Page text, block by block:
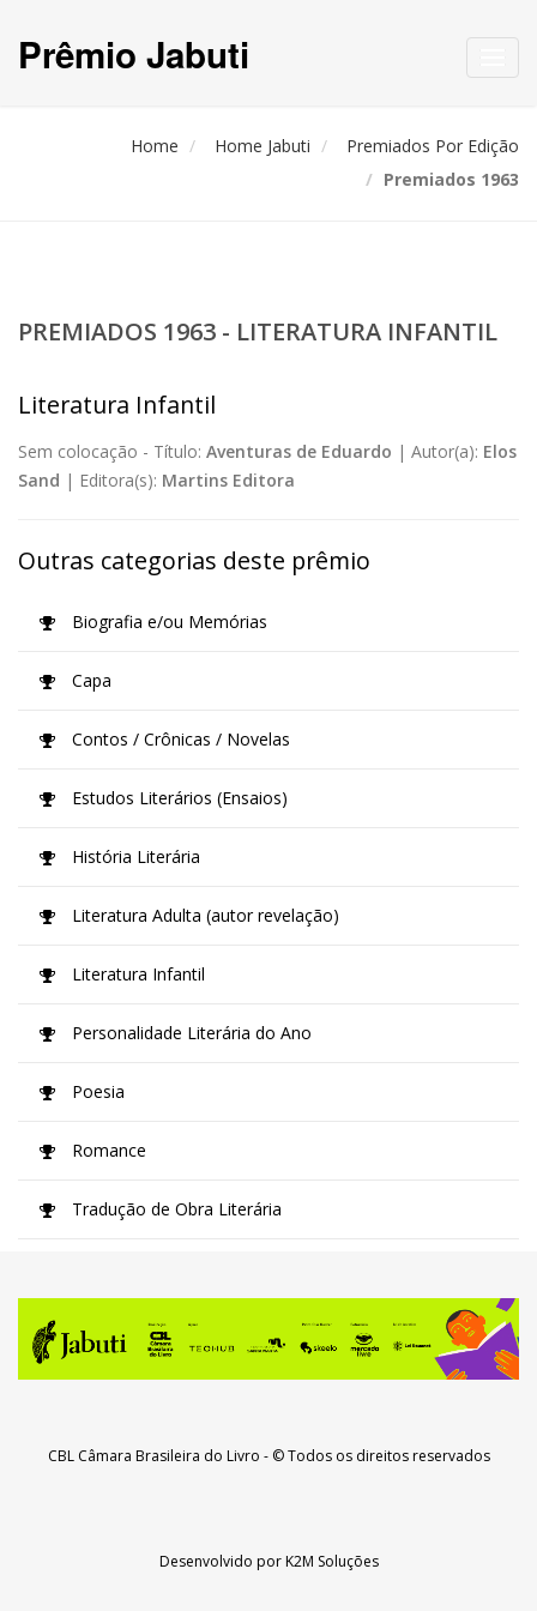
Prêmio Jabuti
Home Home Jabuti
Premiados Por Edição
Premiados 1963
PREMIADOS 1963 - LITERATURA INFANTIL
Literatura Infantil
Sem colocação - Título: Aventuras de Eduardo | Autor(a): Elos
Sand | Editora(s): Martins Editora
Outras categorias deste prêmio
Biografia e/ou Memórias
Capa
Contos / Crônicas / Novelas
Estudos Literários (Ensaios)
História Literária
Literatura Adulta (autor revelação)
Literatura Infantil
Personalidade Literária do Ano
Poesia
Romance
Tradução de Obra Literária
CBL Câmara Brasileira do Livro - © Todos os direitos reservados
Desenvolvido porK2M Soluções